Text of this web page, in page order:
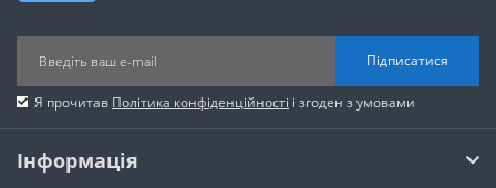
Підписатися
Я прочитав Політика конфіденційності і згоден з умовами
Інформація